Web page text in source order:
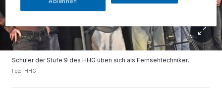
Schüler der Stufe 9 des HHG üben sich als Fernsehtechniker.
Foto: HHG